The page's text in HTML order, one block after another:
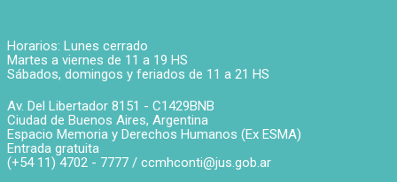
Horarios: Lunes cerrado
Martes a viernes de 11 a 19 HS
Sábados, domingos y feriados de 11 a 21 HS
Av. Del Libertador 8151 - C1429BNB
Ciudad de Buenos Aires, Argentina
Espacio Memoria y Derechos Humanos (Ex ESMA)
Entrada gratuita
(+54 11) 4702 - 7777 / ccmhconti@jus.gob.ar